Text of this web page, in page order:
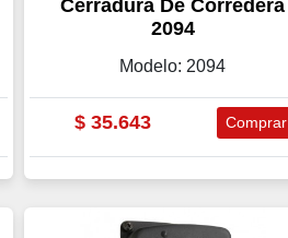
Cerradura De Corredera
2094
Modelo: 2094
$ 35.643 Comprar